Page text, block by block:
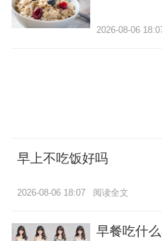
2026-08-06
早上不吃饭好吗
2026-08-06 18:07 阅读全文
早餐吃什